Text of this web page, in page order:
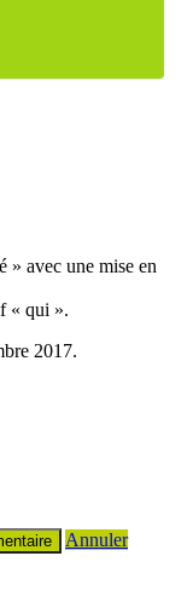
» avec une mise en
« qui ».
2017.
Annuler